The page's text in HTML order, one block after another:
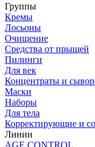
Группы
Кремы
Лосьоны
Очищение
Средства от прыщей
Пилинги
Для век
Концентраты и
Маски
Наборы
Для тела
Корректирующие и
Линии
AGE CONTROL